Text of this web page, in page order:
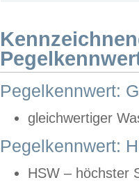
Pegelkennwert:
gleichwertiger
Pegelkennwert:
HSW – höchster